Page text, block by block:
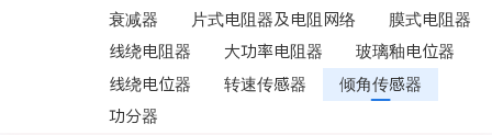
衰减器
片式电阻器及电阻网络
膜式电阻器
线绕电阻器
大功率电阻器
玻璃釉电位器
线绕电位器
转速传感器
倾角传感器
功分器